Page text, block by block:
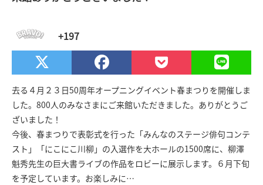
+197
去る４月２３日50周年オープニングイベント春まつりを開催しま
した。800人のみなさまにご来館いただきました。ありがとうご
ざいました！
今後、春まつりで表彰式を行った「みんなのステージ俳句コンテ
スト」「にこにこ川柳」の入選作を大ホールの1500席に、柳澤
魁秀先生の巨大書ライブの作品をロビーに展示します。６月下旬
を予定しています。お楽しみに…